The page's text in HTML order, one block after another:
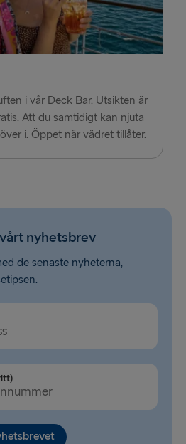
i vår Deck Bar. Utsikten är
Att du samtidigt kan njuta
i. Öppet när vädret tillåter.
nyhetsbrev
de senaste nyheterna,